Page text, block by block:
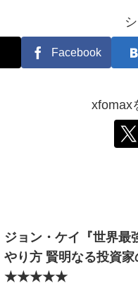
Facebook
xfomax
ジョン・ケイ『世界最
やり方 賢明なる投資
★★★★★